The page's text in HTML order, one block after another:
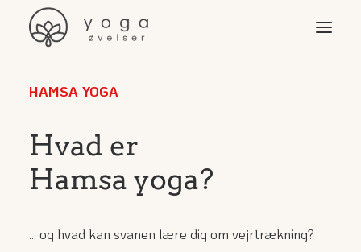
Øvelser
Yoga-stilarter
Yogaudstyr
HAMSA YOGA
Hvad er
Hamsa yoga?
... og hvad kan svanen lære dig om vejrtrækning?